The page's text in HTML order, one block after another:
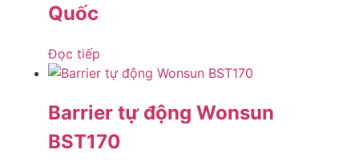
Quốc
Đọc tiếp
Barrier tự động Wonsun
BST170